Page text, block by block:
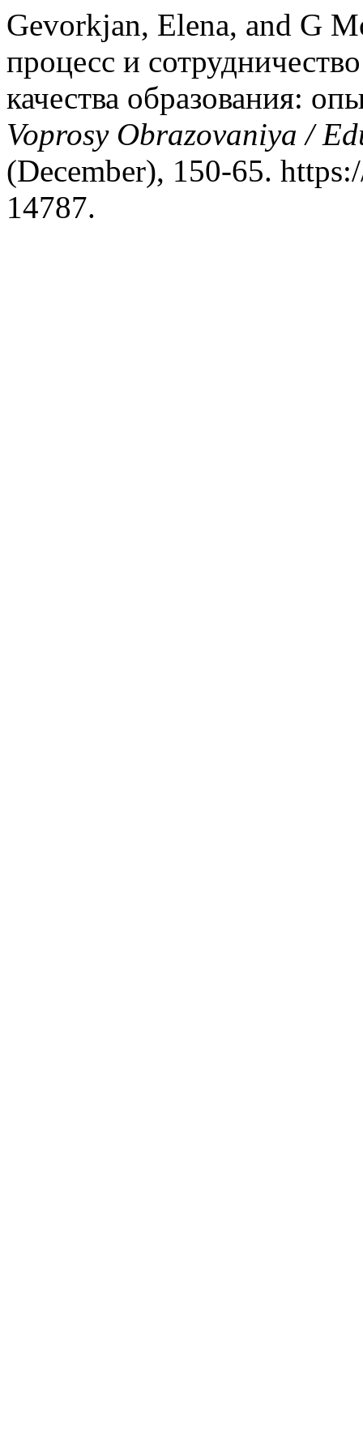
Gevorkjan, Elena, and G
процесс и
качества образования:
Voprosy Obrazovaniya /
(December), 150-65.
14787.